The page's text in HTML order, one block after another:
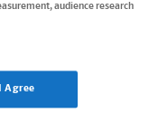
audience research
I Agree